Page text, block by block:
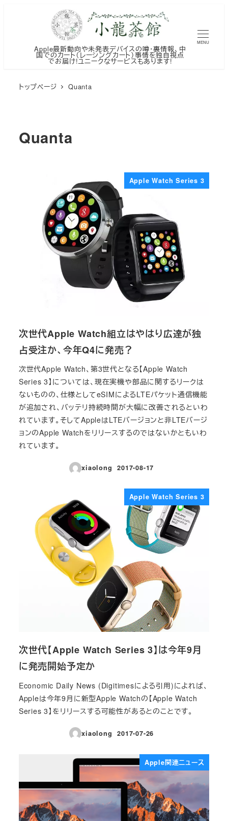
Apple最新動向や未発表デバイスの噂・裏情報、中
国でのカート（レーシングカート）事情を独自視点
でお届け!ユニークなサービスもあります!
MENU
トップページ Quanta
Quanta
Apple Watch Series 3
次世代Apple Watch組立はやはり広達が独
占受注か、今年Q4に発売？
次世代Apple Watch、第3世代となる【Apple Watch
Series 3】については、現在実機や部品に関するリークは
ないものの、仕様としてeSIMによるLTEパケット通信機能
が追加され、バッテリ持続時間が大幅に改善されるといわ
れています。そしてAppleはLTEバージョンと非LTEバージ
ョンのApple Watchをリリースするのではないかともいわ
れています。
xiaolong
投稿日
2017-08-17
Apple Watch Series 3
次世代【Apple Watch Series 3】は今年9月
に発売開始予定か
Economic Daily News (Digitimesによる引用)によれば、
Appleは今年9月に新型Apple Watchの【Apple Watch
Series 3】をリリースする可能性があるとのことです。
xiaolong
投稿日
2017-07-26
Apple関連ニュース